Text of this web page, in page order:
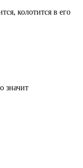
колотится в его
значит